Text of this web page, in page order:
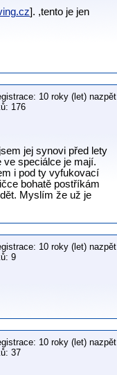
]. ,tento je jen
10 roky (let) nazpět
176
jej synovi před lety
ve speciálce je mají.
i pod ty vyfukovací
bohatě postříkám
Myslím že už je
10 roky (let) nazpět
9
10 roky (let) nazpět
37